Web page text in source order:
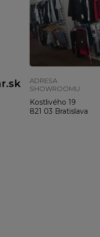
ADRESA
SHOWROOMU
Kostlivého 19
821 03 Bratislava